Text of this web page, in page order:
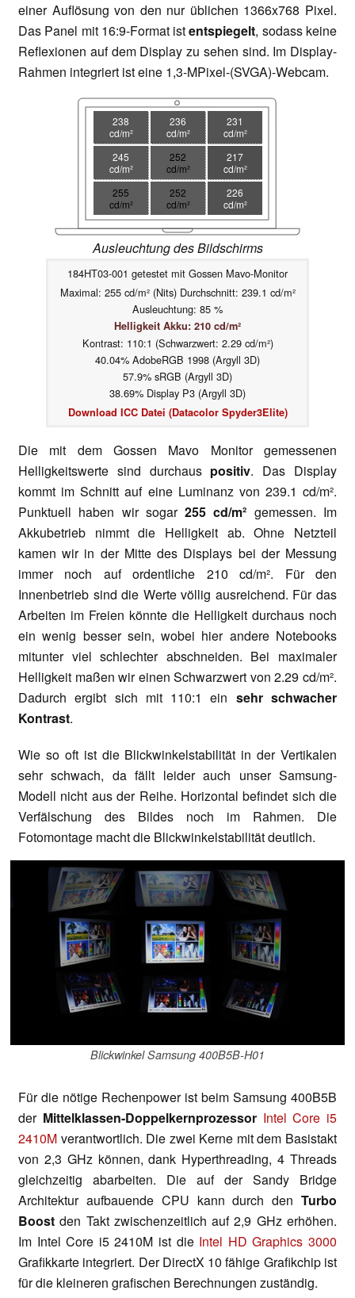
einer Auflösung von den nur üblichen 1366x768 Pixel.
Das Panel mit 16:9-Format istentspiegelt, sodass keine
Reflexionen auf dem Display zu sehen sind. Im Display-
Rahmen integriert ist eine 1,3-MPixel-(SVGA)-Webcam.
238
cd/m²
236
cd/m²
231
cd/m²
245
cd/m²
252
cd/m²
217
cd/m²
255
cd/m²
252
cd/m²
226
cd/m²
Ausleuchtung des Bildschirms
184HT03-001 getestet mit Gossen Mavo-Monitor
Maximal: 255 cd/m² (Nits) Durchschnitt: 239.1 cd/m²
Ausleuchtung: 85 %
Helligkeit Akku: 210 cd/m²
Kontrast: 110:1 (Schwarzwert: 2.29 cd/m²)
40.04% AdobeRGB 1998 (Argyll 3D)
57.9% sRGB (Argyll 3D)
38.69% Display P3 (Argyll 3D)
Download ICC Datei (Datacolor Spyder3Elite)
Die mit dem Gossen Mavo Monitor gemessenen
Helligkeitswerte sind durchaus positiv. Das Display
kommt im Schnitt auf eine Luminanz von 239.1 cd/m².
Punktuell haben wir sogar255 cd/m² gemessen. Im
Akkubetrieb nimmt die Helligkeit ab. Ohne Netzteil
kamen wir in der Mitte des Displays bei der Messung
immer noch auf ordentliche 210 cd/m². Für den
Innenbetrieb sind die Werte völlig ausreichend. Für das
Arbeiten im Freien könnte die Helligkeit durchaus noch
ein wenig besser sein, wobei hier andere Notebooks
mitunter viel schlechter abschneiden. Bei maximaler
Helligkeit maßen wir einen Schwarzwert von 2.29 cd/m².
Dadurch ergibt sich mit 110:1 ein sehr schwacher
Kontrast.
Wie so oft ist die Blickwinkelstabilität in der Vertikalen
sehr schwach, da fällt leider auch unser Samsung-
Modell nicht aus der Reihe. Horizontal befindet sich die
Verfälschung des Bildes noch im Rahmen. Die
Fotomontage macht die Blickwinkelstabilität deutlich.
Blickwinkel Samsung 400B5B-H01
Für die nötige Rechenpower ist beim Samsung 400B5B
der Mittelklassen-Doppelkernprozessor Intel Core i5
2410M verantwortlich. Die zwei Kerne mit dem Basistakt
von 2,3 GHz können, dank Hyperthreading, 4 Threads
gleichzeitig abarbeiten. Die auf der Sandy Bridge
Architektur aufbauende CPU kann durch den Turbo
Boostden Takt zwischenzeitlich auf 2,9 GHz erhöhen.
Im Intel Core i5 2410M ist die Intel HD Graphics 3000
Grafikkarte integriert. Der DirectX 10 fähige Grafikchip ist
für die kleineren grafischen Berechnungen zuständig.